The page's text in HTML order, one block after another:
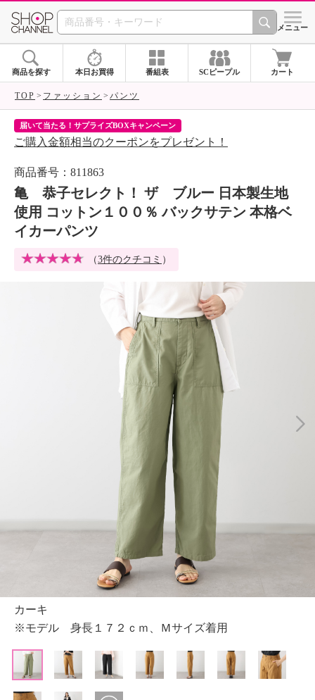
SHOP CHANNEL シメニュー
商品を探す 本日お買得 番組表 SCピープル カート
TOP ファッション パンツ
届いて当たる！サプライズBOXキャンペーン
ご購入金額相当のクーポンをプレゼント！
商品番号：811863
亀 恭子セレクト！ ザ ブルー 日本製生地
使用 コットン１００％ バックサテン 本格ベ
イカーパンツ
（3件のクチコミ ）
カーキ
※モデル 身長１７２ｃｍ、Ｍサイズ着用